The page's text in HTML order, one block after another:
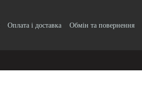
Оплата і доставка Обмін та повернення